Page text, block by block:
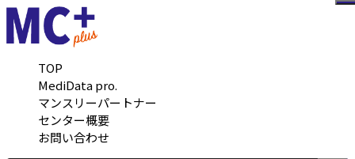
TOP
MediData pro.
マンスリーパートナー
センター概要
お問い合わせ
メ